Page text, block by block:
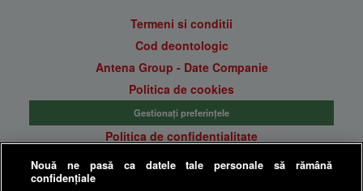
Termeni si conditii
Cod deontologic
Antena Group - Date Companie
Politica de cookies
Gestionați preferințele
Politica de confidentialitate
Anunturi gratuite pe Lajumate.ro
Nouă ne pasă ca datele tale personale să rămână
confidențiale